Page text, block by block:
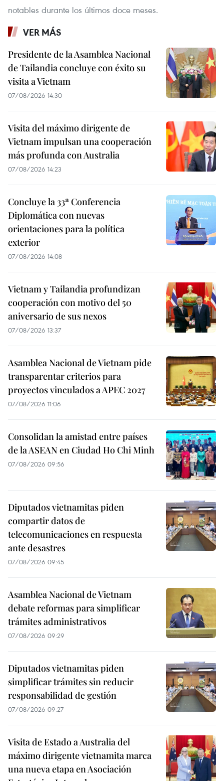
notables durante los últimos doce meses.
VER MÁS
Presidente de la Asamblea Nacional
de Tailandia concluye con éxito su
visita a Vietnam
07/08/2026 14:30
Visita del máximo dirigente de
Vietnam impulsan una cooperación
más profunda con Australia
07/08/2026 14:23
Concluye la 33ª Conferencia
Diplomática con nuevas
orientaciones para la política
exterior
07/08/2026 14:08
Vietnam y Tailandia profundizan
cooperación con motivo del 50
aniversario de sus nexos
07/08/2026 13:37
Asamblea Nacional de Vietnam pide
transparentar criterios para
proyectos vinculados a APEC 2027
07/08/2026 11:06
Consolidan la amistad entre países
de la ASEAN en Ciudad Ho Chi Minh
07/08/2026 09:56
Diputados vietnamitas piden
compartir datos de
telecomunicaciones en respuesta
ante desastres
07/08/2026 09:45
Asamblea Nacional de Vietnam
debate reformas para simplificar
trámites administrativos
07/08/2026 09:29
Diputados vietnamitas piden
simplificar trámites sin reducir
responsabilidad de gestión
07/08/2026 09:27
Visita de Estado a Australia del
máximo dirigente vietnamita marca
una nueva etapa en Asociación